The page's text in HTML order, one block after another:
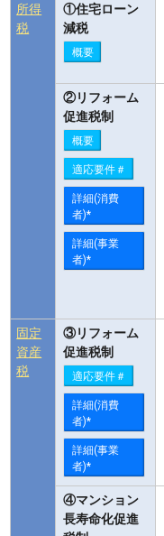
所得
税
①住宅ローン
減税
概要
②リフォーム
促進税制
概要
適応要件＃
詳細(消費
者)*
詳細(事業
者)*
固定
資産
税
③リフォーム
促進税制
適応要件＃
詳細(消費
者)*
詳細(事業
者)*
④マンション
長寿命化促進